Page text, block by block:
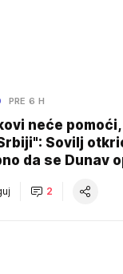
PRE 6 H
neće
Sovilj
da se Dunav
2